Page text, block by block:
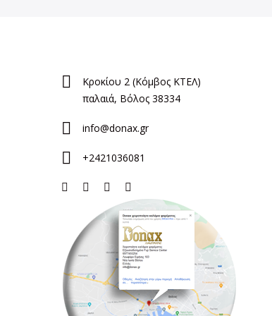
Κροκίου 2 (Κόμβος ΚΤΕΛ)
παλαιά, Βόλος 38334
info@donax.gr
+2421036081